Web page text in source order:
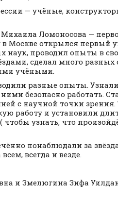
— учёные,
Ломоносова —
в Москве открылся первый
наук, проводил опыты в
сделал много
учёными.
разные опыты.
безопасно работать.
с научной точки
работу и установили
узнать, что
понаблюдали за
всегда и везде.
и Змелюгина Зифа